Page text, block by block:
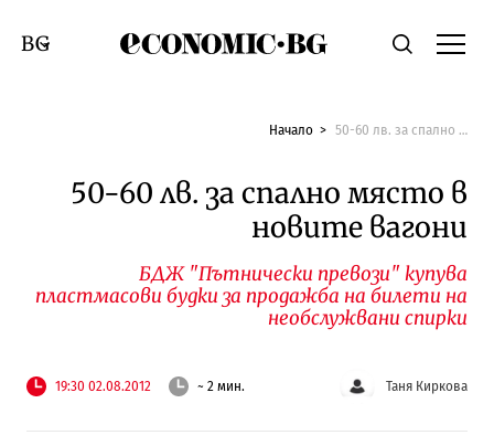
Economic.bgТърсене
Смяна на език
Начало 50-60 лв. за спално място в новите вагони
50-60 лв. за спално място в
новите вагони
БДЖ "Пътнически превози" купува
пластмасови будки за продажба на билети на
необслужвани спирки
19:30 02.08.2012 ~ 2 мин. Таня Киркова